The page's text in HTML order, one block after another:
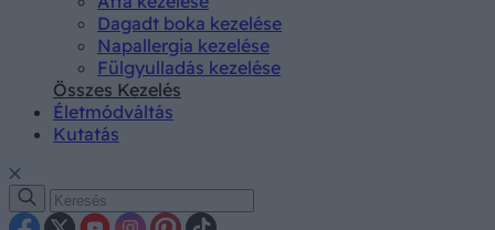
Dagadt boka kezelése
Napallergia kezelése
Fülgyulladás kezelése
Összes Kezelés
Életmódváltás
Kutatás